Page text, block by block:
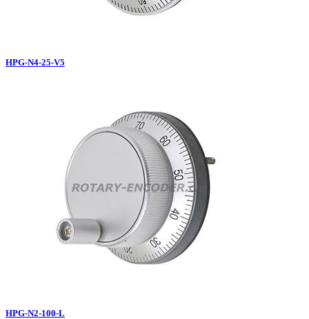
HPG-N4-25-V5
HPG-N2-100-L